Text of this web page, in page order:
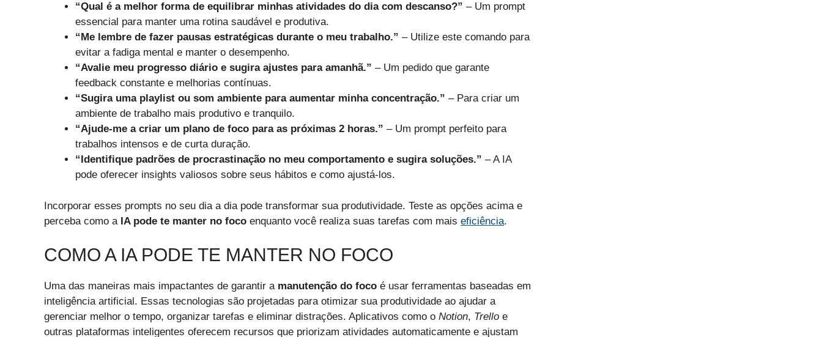
“Qual é a melhor forma de equilibrar minhas atividades do dia com descanso?” – Um prompt
essencial para manter uma rotina saudável e produtiva.
“Me lembre de fazer pausas estratégicas durante o meu trabalho.” – Utilize este comando para
evitar a fadiga mental e manter o desempenho.
“Avalie meu progresso diário e sugira ajustes para amanhã.” – Um pedido que garante
feedback constante e melhorias contínuas.
“Sugira uma playlist ou som ambiente para aumentar minha concentração.” – Para criar um
ambiente de trabalho mais produtivo e tranquilo.
“Ajude-me a criar um plano de foco para as próximas 2 horas.” – Um prompt perfeito para
trabalhos intensos e de curta duração.
“Identifique padrões de procrastinação no meu comportamento e sugira soluções.” – A IA
pode oferecer insights valiosos sobre seus hábitos e como ajustá-los.
Incorporar esses prompts no seu dia a dia pode transformar sua produtividade. Teste as opções acima e
perceba como a IA pode te manter no foco enquanto você realiza suas tarefas com mais eficiência.
COMO A IA PODE TE MANTER NO FOCO
Uma das maneiras mais impactantes de garantir a manutenção do foco é usar ferramentas baseadas em
inteligência artificial. Essas tecnologias são projetadas para otimizar sua produtividade ao ajudar a
gerenciar melhor o tempo, organizar tarefas e eliminar distrações. Aplicativos como o Notion, Trello e
outras plataformas inteligentes oferecem recursos que priorizam atividades automaticamente e ajustam